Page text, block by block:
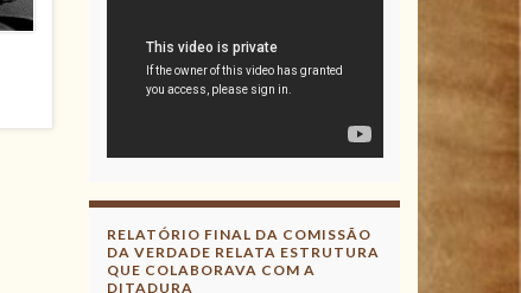
RELATÓRIO FINAL DA COMISSÃO
DA VERDADE RELATA ESTRUTURA
QUE COLABORAVA COM A
DITADURA